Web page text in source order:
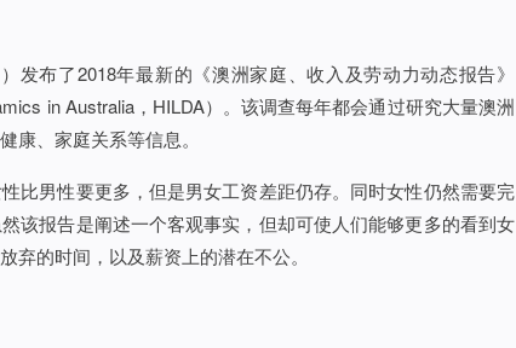
发布了2018年最新的《澳洲家庭、收入及劳动力动态报告》
in Australia，HILDA）。该调查每年都会通过研究大量澳洲
康、家庭关系等信息。
比男性要更多，但是男女工资差距仍存。同时女性仍然需要完
该报告是阐述一个客观事实，但却可使人们能够更多的看到女
弃的时间，以及薪资上的潜在不公。